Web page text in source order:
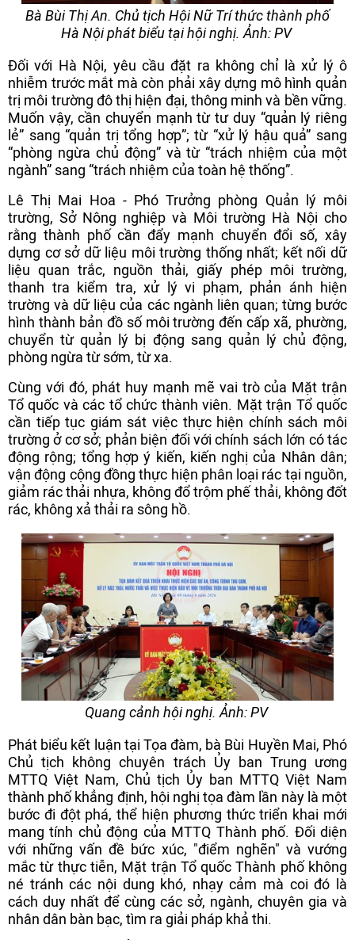
Bà Bùi Thị An. Chủ tịch Hội Nữ Trí thức thành phố
Hà Nội phát biểu tại hội nghị. Ảnh: PV
Đối với Hà Nội, yêu cầu đặt ra không chỉ là xử lý ô
nhiễm trước mắt mà còn phải xây dựng mô hình quản
trị môi trường đô thị hiện đại, thông minh và bền vững.
Muốn vậy, cần chuyển mạnh từ tư duy “quản lý riêng
lẻ” sang “quản trị tổng hợp”; từ “xử lý hậu quả” sang
“phòng ngừa chủ động” và từ “trách nhiệm của một
ngành” sang “trách nhiệm của toàn hệ thống”.
Lê Thị Mai Hoa - Phó Trưởng phòng Quản lý môi
trường, Sở Nông nghiệp và Môi trường Hà Nội cho
rằng thành phố cần đẩy mạnh chuyển đổi số, xây
dựng cơ sở dữ liệu môi trường thống nhất; kết nối dữ
liệu quan trắc, nguồn thải, giấy phép môi trường,
thanh tra kiểm tra, xử lý vi phạm, phản ánh hiện
trường và dữ liệu của các ngành liên quan; từng bước
hình thành bản đồ số môi trường đến cấp xã, phường,
chuyển từ quản lý bị động sang quản lý chủ động,
phòng ngừa từ sớm, từ xa.
Cùng với đó, phát huy mạnh mẽ vai trò của Mặt trận
Tổ quốc và các tổ chức thành viên. Mặt trận Tổ quốc
cần tiếp tục giám sát việc thực hiện chính sách môi
trường ở cơ sở; phản biện đối với chính sách lớn có tác
động rộng; tổng hợp ý kiến, kiến nghị của Nhân dân;
vận động cộng đồng thực hiện phân loại rác tại nguồn,
giảm rác thải nhựa, không đổ trộm phế thải, không đốt
rác, không xả thải ra sông hồ.
Quang cảnh hội nghị. Ảnh: PV
Phát biểu kết luận tại Tọa đàm, bà Bùi Huyền Mai, Phó
Chủ tịch không chuyên trách Ủy ban Trung ương
MTTQ Việt Nam, Chủ tịch Ủy ban MTTQ Việt Nam
thành phố khẳng định, hội nghị tọa đàm lần này là một
bước đi đột phá, thể hiện phương thức triển khai mới
mang tính chủ động của MTTQ Thành phố. Đối diện
với những vấn đề bức xúc, "điểm nghẽn" và vướng
mắc từ thực tiễn, Mặt trận Tổ quốc Thành phố không
né tránh các nội dung khó, nhạy cảm mà coi đó là
cách duy nhất để cùng các sở, ngành, chuyên gia và
nhân dân bàn bạc, tìm ra giải pháp khả thi.